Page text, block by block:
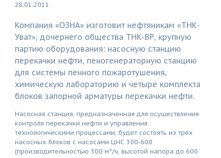
28.01.2011
Компания «ОЗНА» изготовит нефтяникам «ТНК-
Уват», дочернего общества ТНК-ВР, крупную
партию оборудования: насосную станцию
перекачки нефти, пеногенераторную станцию
для системы пенного пожаротушения,
химическую лабораторию и четыре комплекта
блоков запорной арматуры перекачки нефти.
Насосная станция, предназначенная для осуществления
контроля перекачки нефти и управления
технологическими процессами, будет состоять из трех
насосных блоков с насосами ЦНС 300-600
(производительностью 300 м³/ч, высотой напора до 600